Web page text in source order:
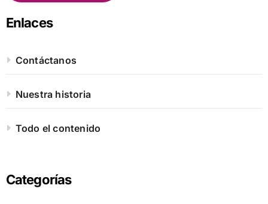
Enlaces
Contáctanos
Nuestra historia
Todo el contenido
Categorías